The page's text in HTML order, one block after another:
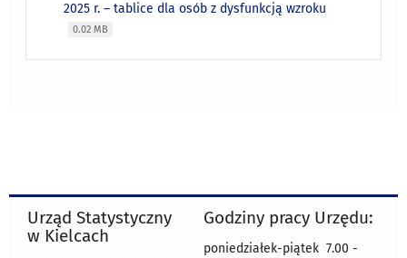
2025 r. – tablice dla osób z dysfunkcją wzroku
0.02 MB
Urząd Statystyczny
w Kielcach
Godziny pracy Urzędu:
poniedziałek-piątek 7.00 -